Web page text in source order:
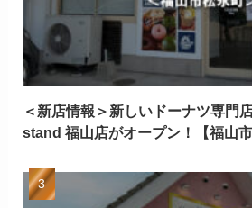
＜新店情報＞新しいドーナツ専門
stand 福山店がオープン！【福山市